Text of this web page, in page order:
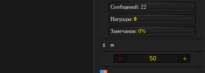
Сообщений: 22
Награды: 0
Замечания: 0%
50